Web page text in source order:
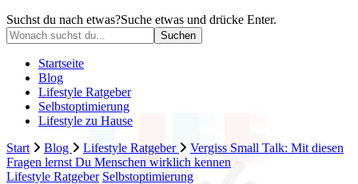
Suchst du nach etwas?Suche etwas und drücke Enter.
Startseite
Blog
Lifestyle Ratgeber
Selbstoptimierung
Lifestyle zu Hause
Start
Blog Lifestyle Ratgeber
Vergiss Small Talk: Mit diesen
Fragen lernst Du Menschen wirklich kennen
Lifestyle Ratgeber Selbstoptimierung